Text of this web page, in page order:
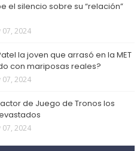
el silencio sobre su “relación”
07, 2024
la joven que arrasó en la MET
con mariposas reales?
07, 2024
de Juego de Tronos los
07, 2024